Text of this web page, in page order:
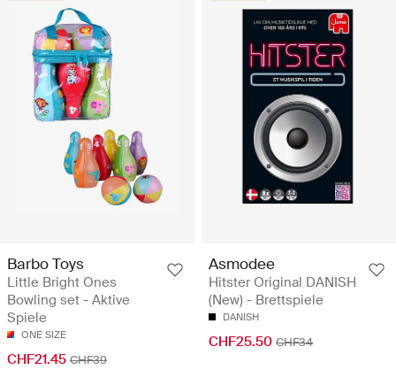
Barbo Toys
Little Bright Ones
Bowling set - Aktive
Spiele
ONE SIZE
CHF21.45 CHF39
Asmodee
Hitster Original DANISH
(New) - Brettspiele
DANISH
CHF25.50 CHF34